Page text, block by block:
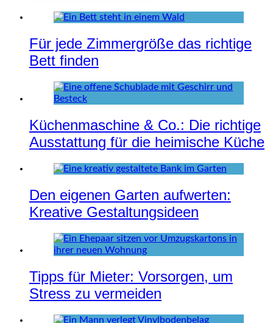
Für jede Zimmergröße das richtige
Bett finden
Küchenmaschine & Co.: Die richtige
Ausstattung für die heimische Küche
Den eigenen Garten aufwerten:
Kreative Gestaltungsideen
Tipps für Mieter: Vorsorgen, um
Stress zu vermeiden